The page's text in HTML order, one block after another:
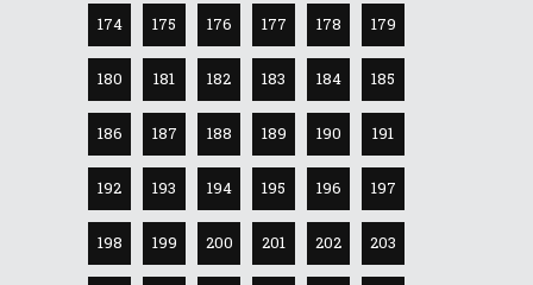
174 175 176 177 178 179
180 181 182 183 184 185
186 187 188 189 190 191
192 193 194 195 196 197
198 199 200 201 202 203